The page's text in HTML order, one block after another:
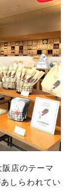
店のテーマ
しらわれてい